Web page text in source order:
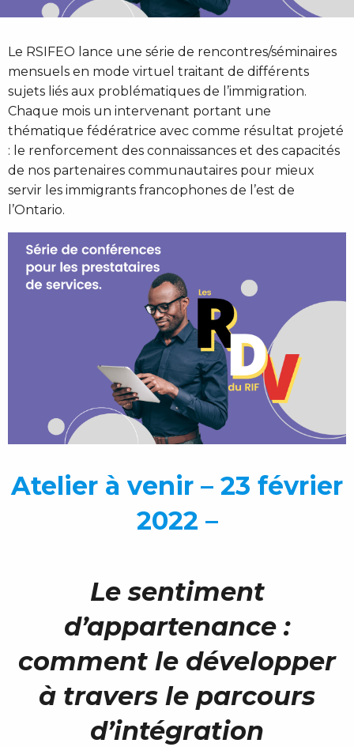
Le RSIFEO lance une série de rencontres/séminaires
mensuels en mode virtuel traitant de différents
sujets liés aux problématiques de l’immigration.
Chaque mois un intervenant portant une
thématique fédératrice avec comme résultat projeté
: le renforcement des connaissances et des capacités
de nos partenaires communautaires pour mieux
servir les immigrants francophones de l’est de
l’Ontario.
Atelier à venir – 23 février
2022 –
Le sentiment
d’appartenance :
comment le développer
à travers le parcours
d’intégration